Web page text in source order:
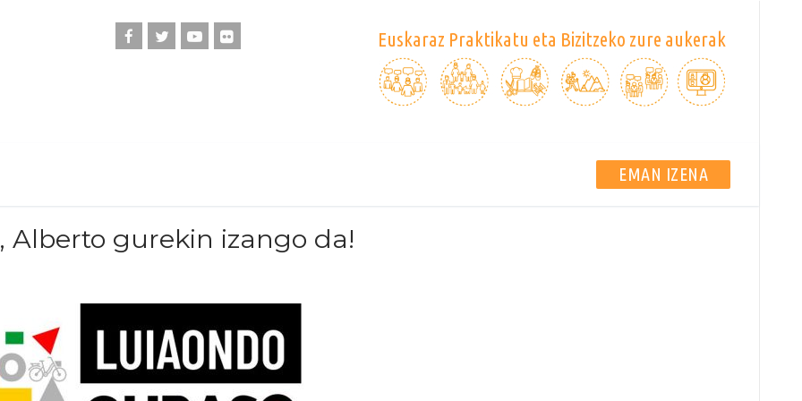
Euskaraz Praktikatu eta Bizitzeko zure aukerak
EMAN IZENA
Alberto gurekin izango da!